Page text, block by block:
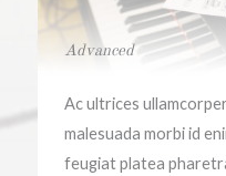
Advanced
Ac ultrices
malesuada morbi id
feugiat platea